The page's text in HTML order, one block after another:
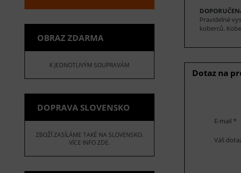
OBRAZ ZDARMA
K JEDNOTLIVÝM SOUPRAVÁM
DOPRAVA SLOVENSKO
ZBOŽÍ ZASÍLÁME TAKÉ NA SLOVENSKO.
VÍCE INFO ZDE.
Pravidelné
koberců.
Dotaz na
E-mail *
Váš